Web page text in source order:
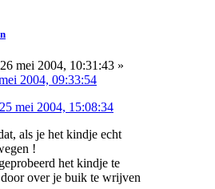
26 mei 2004, 10:31:43 »
2004, 09:33:54
mei 2004, 15:08:34
als je het kindje echt
!
het kindje te
door over je buik te wrijven